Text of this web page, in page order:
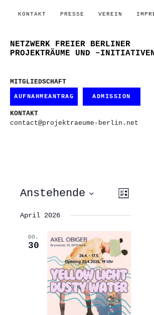
KONTAKT PRESSE VEREIN
NETZWERK FREIER BERLINER
PROJEKTRÄUME UND
MITGLIEDSCHAFT
AUFNAHMEANTRAG ADMISSION
KONTAKT
contact@projektraeume-berlin.net
Liste
Anstehende
wählen.
April 2026
DO.
30